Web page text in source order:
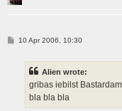
P10 Apr 2006, 10:30
Alien wrote:
gribas iebilst Bastardam
bla bla bla